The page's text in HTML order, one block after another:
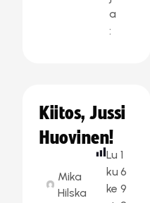
a
:
Kiitos, Jussi
Huovinen!
Mika
Hilska
Lu
ku
ke
1
6
9